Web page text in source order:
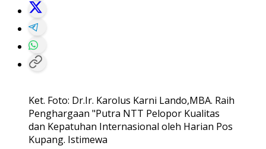
Ket. Foto: Dr.Ir. Karolus Karni Lando,MBA. Raih
Penghargaan "Putra NTT Pelopor Kualitas
dan Kepatuhan Internasional oleh Harian Pos
Kupang. Istimewa